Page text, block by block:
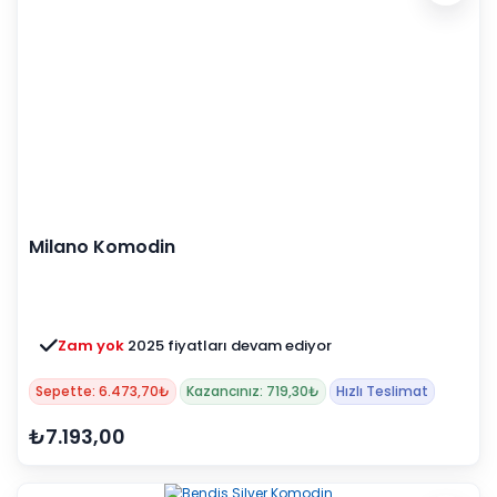
Milano Komodin
Zam yok 2025 fiyatları devam ediyor
Sepette: 6.473,70₺ Kazancınız: 719,30₺ Hızlı Teslimat
₺7.193,00